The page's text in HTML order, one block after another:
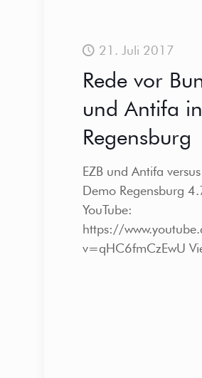
21. Juli 2017
Rede vor
und Antifa in
Regensburg
EZB und Antifa
Demo Regensburg
YouTube:
https://
v=qHC6fmCzEwU